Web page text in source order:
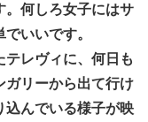
。何しろ女子にはサ
いいです。
テレヴィに、何日も
ガリーから出て行け
込んでいる様子が映